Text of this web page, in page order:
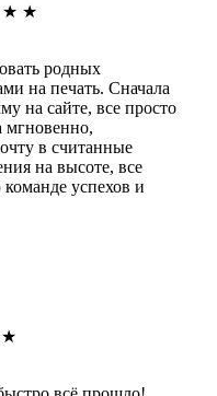
★ ★
родных
на печать. Сначала
на сайте, все просто
мгновенно,
в считанные
на высоте, все
успехов и
★